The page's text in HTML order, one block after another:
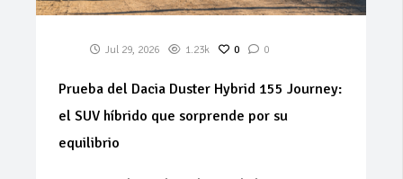
Jul 29, 2026 1.23k 0 0
Prueba del Dacia Duster Hybrid 155 Journey:
el SUV híbrido que sorprende por su
equilibrio